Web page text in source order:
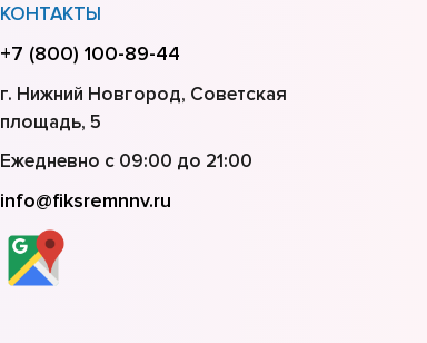
КОНТАКТЫ
+7 (800) 100-89-44
г. Нижний Новгород, Советская
площадь, 5
Ежедневно с 09:00 до 21:00
info@fiksremnnv.ru